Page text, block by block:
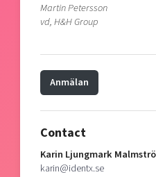
Martin Petersson
vd, H&H Group
Anmälan
Contact
Karin Ljungmark
karin@identx.se